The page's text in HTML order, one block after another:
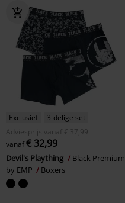
Exclusief
3-delige set
Adviesprijs
vanaf € 37,99
vanaf€ 32,99
Devil's Plaything
Black Premium
by EMP
Boxers